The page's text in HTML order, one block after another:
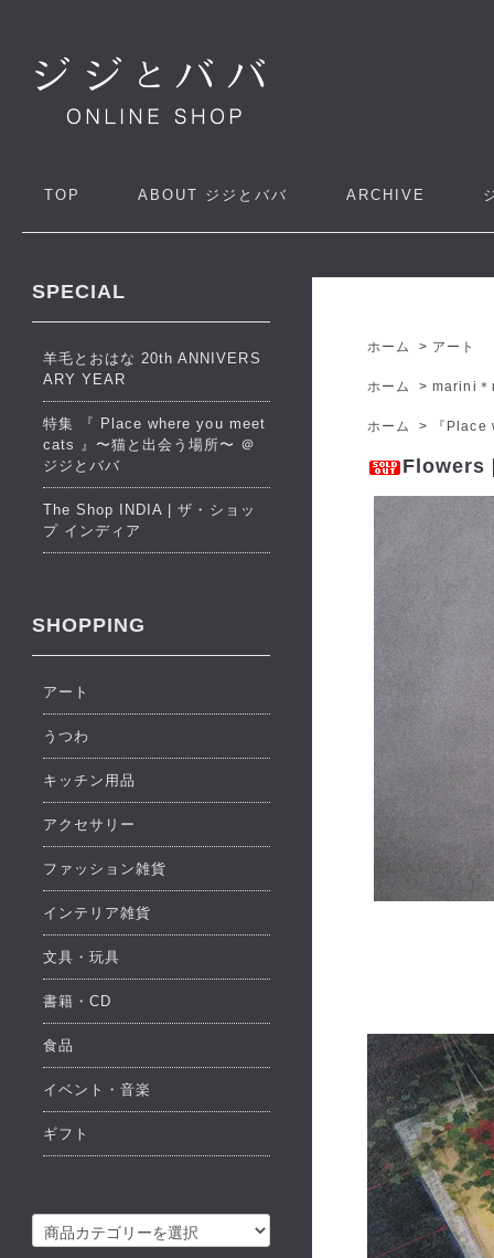
TOP ABOUT ジジとババ ARCHIVE
ホーム > アート
ホーム >marini
ホーム > 『
Flowers
SPECIAL
羊毛とおはな 20th ANNIVERS
ARY YEAR
特集 『 Place where you meet
cats 』〜猫と出会う場所〜 ＠
ジジとババ
The Shop INDIA | ザ・ショッ
プ インディア
SHOPPING
アート
うつわ
キッチン用品
アクセサリー
ファッション雑貨
インテリア雑貨
文具・玩具
書籍・CD
食品
イベント・音楽
ギフト